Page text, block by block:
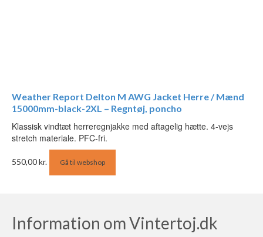
Weather Report Delton M AWG Jacket Herre / Mænd
15000mm-black-2XL – Regntøj, poncho
Klassisk vindtæt herreregnjakke med aftagelig hætte. 4-vejs
stretch materiale. PFC-fri.
550,00kr. Gå til webshop
Information om Vintertoj.dk